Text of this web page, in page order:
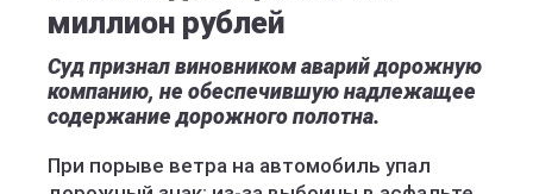
миллион рублей
Суд признал виновником аварий дорожную
компанию, не обеспечившую надлежащее
содержание дорожного полотна.
При порыве ветра на автомобиль упал